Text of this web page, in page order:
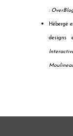
:
Hébergé
designs